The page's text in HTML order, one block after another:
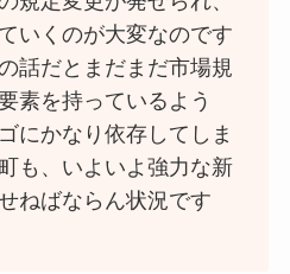
いくのが大変なのです
話だとまだまだ市場規
素を持っているよう
にかなり依存してしま
も、いよいよ強力な新
ねばならん状況です